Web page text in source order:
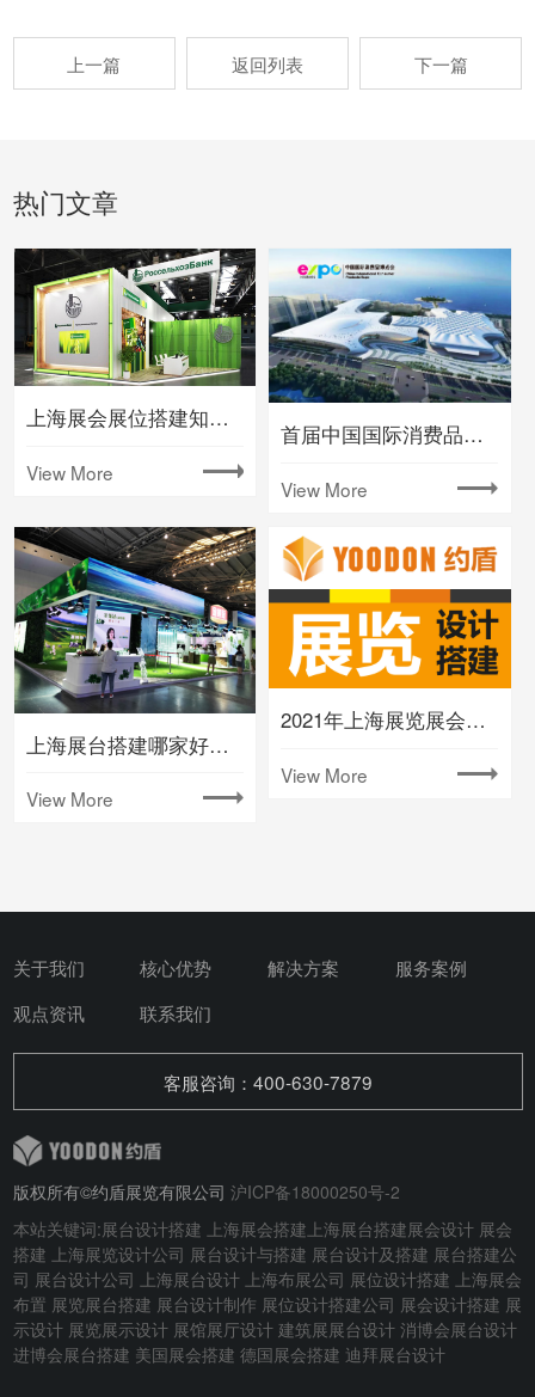
上一篇 返回列表 下一篇
热门文章
上海展会展位搭建知名大型会展公司
View More
首届中国国际消费品博览会将在海南举办
View More
上海展台搭建哪家好要注意什么
View More
2021年上海展览展会时间排期表(下半年)
View More
关于我们 核心优势 解决方案
服务案例
观点资讯
联系我们
客服咨询：400-630-7879
版权所有©约盾展览有限公司 沪ICP备18000250号-2
本站关键词:展台设计搭建 上海展会搭建 上海展台搭建展会设计 展会
搭建 上海展览设计公司 展台设计与搭建 展台设计及搭建 展台搭建公
司 展台设计公司 上海展台设计 上海布展公司 展位设计搭建 上海展会
布置 展览展台搭建 展台设计制作 展位设计搭建公司 展会设计搭建 展
示设计 展览展示设计 展馆展厅设计 建筑展展台设计 消博会展台设计
进博会展台搭建 美国展会搭建 德国展会搭建 迪拜展台设计